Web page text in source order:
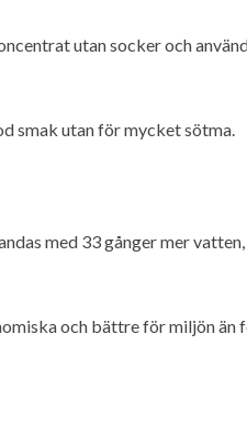
utan socker och
smak utan för mycket sötma.
med 33 gånger mer
och bättre för miljön än